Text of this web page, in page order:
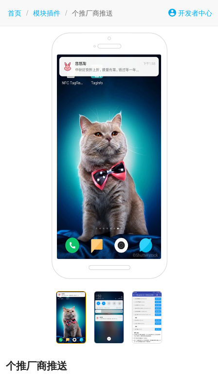
首页 / 模块插件 / 个推厂商推送 开发者中心
个推厂商推送